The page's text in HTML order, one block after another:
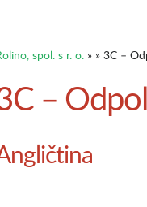
spol. s r. o. » » 3C –
–